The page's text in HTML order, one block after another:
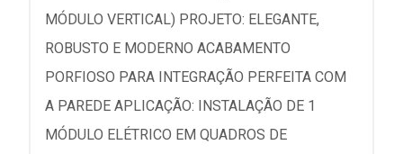
MÓDULO VERTICAL) PROJETO: ELEGANTE,
ROBUSTO E MODERNO ACABAMENTO
PORFIOSO PARA INTEGRAÇÃO PERFEITA COM
A PAREDE APLICAÇÃO: INSTALAÇÃO DE 1
MÓDULO ELÉTRICO EM QUADROS DE